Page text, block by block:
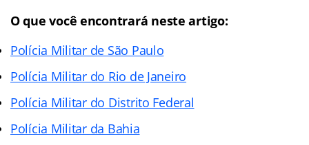
O que você encontrará neste artigo:
Polícia Militar de São Paulo
Polícia Militar do Rio de Janeiro
Polícia Militar do Distrito Federal
Polícia Militar da Bahia